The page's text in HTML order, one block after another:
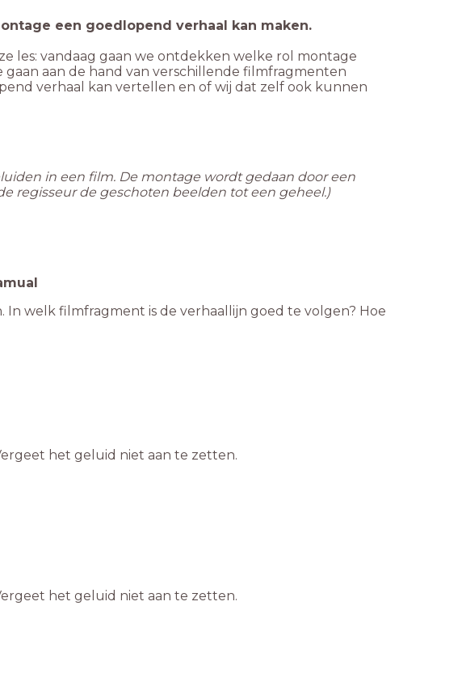
een goedlopend verhaal kan maken.
les: vandaag gaan we ontdekken welke rol montage
aan de hand van verschillende filmfragmenten
verhaal kan vertellen en of wij dat zelf ook kunnen
in een film. De montage wordt gedaan door een
regisseur de geschoten beelden tot een geheel.)
welk filmfragment is de verhaallijn goed te volgen? Hoe
het geluid niet aan te zetten.
het geluid niet aan te zetten.